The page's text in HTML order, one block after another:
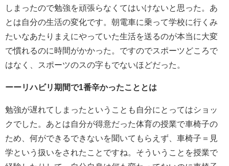
しまったので勉強を頑張らなくてはいけないと思った。あ
とは自分の生活の変化です。朝電車に乗って学校に行くみ
たいなあたりまえにやっていた生活を送るのが本当に大変
で慣れるのに時間がかかった。ですのでスポーツどころで
はなく、スポーツのスの字もでないほどだった。
ーーリハビリ期間で1番辛かったこととは
勉強が遅れてしまったということも自分にとってはショッ
クでした。あとは自分が得意だった体育の授業で車椅子の
ため、何ができるできないを聞いてもらえず、車椅子＝見
学という扱いをされたことですね。そういうことを授業で